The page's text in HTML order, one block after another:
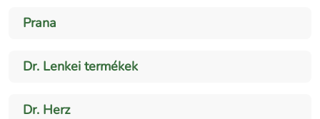
Prana
Dr. Lenkei termékek
Dr. Herz